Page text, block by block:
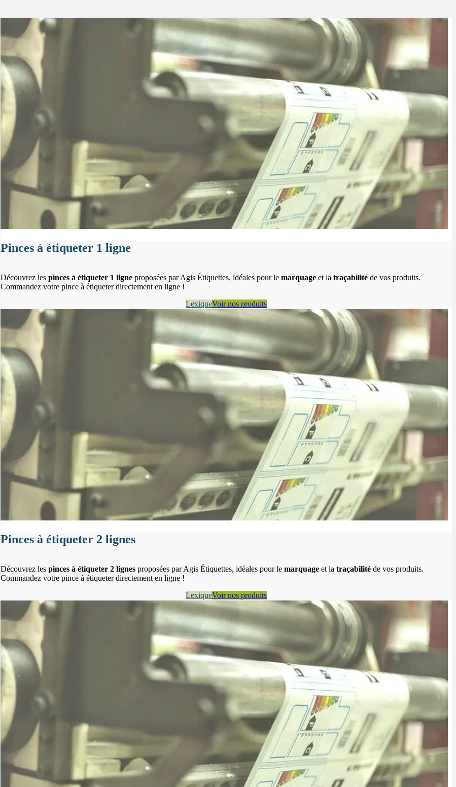
Pinces à étiqueter 1 ligne
Découvrez lespinces à étiqueter 1 ligne proposées par Agis Étiquettes, idéales pour lemarquage et latraçabilité de vos produits.
Commandez votre pince à étiqueter directement en ligne !
LexiqueVoir nos produits
Pinces à étiqueter 2 lignes
Découvrez lespinces à étiqueter 2 lignes proposées par Agis Étiquettes, idéales pour lemarquage et latraçabilité de vos produits.
Commandez votre pince à étiqueter directement en ligne !
LexiqueVoir nos produits